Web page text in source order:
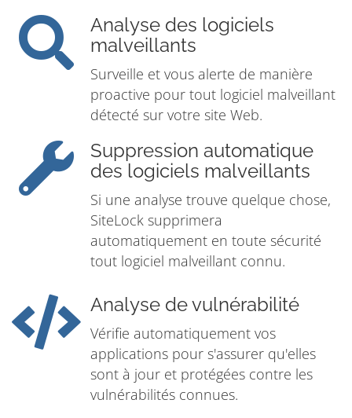
Analyse des logiciels
malveillants
Surveille et vous alerte de manière
proactive pour tout logiciel malveillant
détecté sur votre site Web.
Suppression automatique
des logiciels malveillants
Si une analyse trouve quelque chose,
SiteLock supprimera
automatiquement en toute sécurité
tout logiciel malveillant connu.
Analyse de vulnérabilité
Vérifie automatiquement vos
applications pour s'assurer qu'elles
sont à jour et protégées contre les
vulnérabilités connues.